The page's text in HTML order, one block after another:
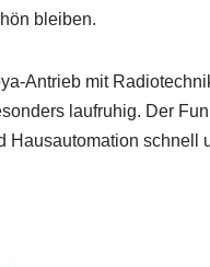
bleiben.
Antrieb mit
laufruhig. Der
Hausautomation schnell